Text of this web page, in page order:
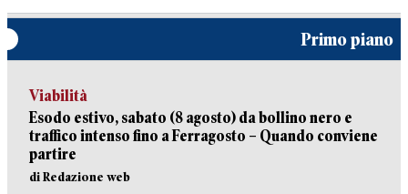
Primo piano
Viabilità
Esodo estivo, sabato (8 agosto) da bollino nero e
traffico intenso fino a Ferragosto – Quando conviene
partire
di Redazione web